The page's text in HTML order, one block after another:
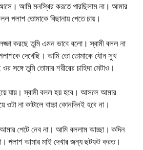
আমি মনস্থির করতে পারছিলাম না। আমার
পলাশ তোমাকে বিছানায় পেতে চায়।
করছে তুমি এমন ভাবে বলো। স্বামী বলল না
দেখেছি। আমি তো তোমাকে যৌন সুখ
সঙ্গে তুমি তোমার শরীরের চাহিদা মেটাও।
যায়। স্বামী বলল হয় হবে। আসলে আমার
না কাটালে বাচ্চা কোনদিনই হবে না।
পেটে নেব না। আমি বললাম আচ্ছা। কদিন
পলাশ আমার মাই দেখার জন্য ছটফট করত।